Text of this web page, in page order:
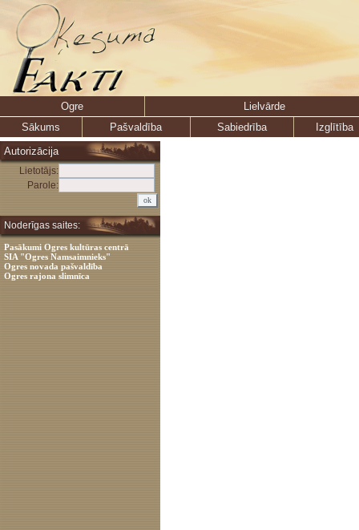
Ogre
Lielvārde
Sākums
Pašvaldība Sabiedrība
Izglītība
Autorizācija
Lietotājs:
Parole:
Noderīgas saites:
Pasākumi Ogres kultūras centrā
SIA "Ogres Namsaimnieks"
Ogres novada pašvaldība
Ogres rajona slimnīca